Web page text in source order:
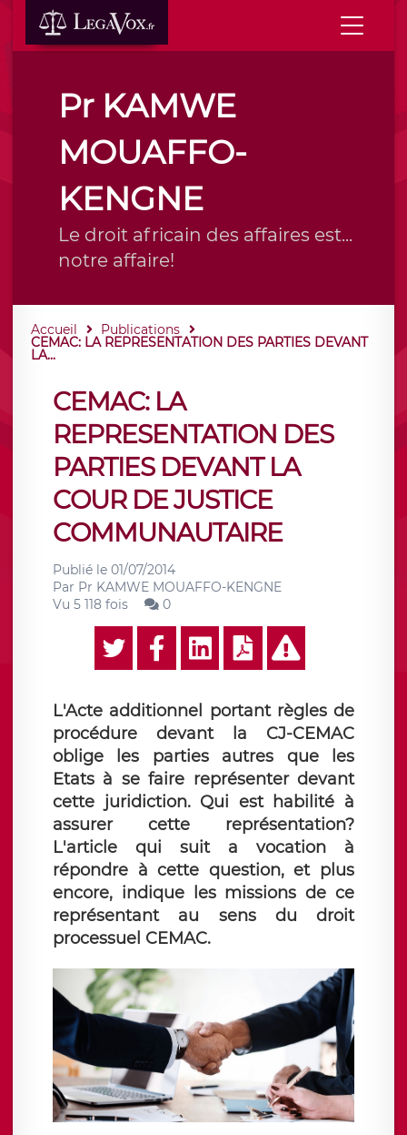
Pr KAMWE
MOUAFFO-
KENGNE
Le droit africain des affaires est...
notre affaire!
Accueil Publications
CEMAC: LA REPRESENTATION DES PARTIES DEVANT
LA...
CEMAC: LA
REPRESENTATION DES
PARTIES DEVANT LA
COUR DE JUSTICE
COMMUNAUTAIRE
Publié le 01/07/2014
Par Pr KAMWE MOUAFFO-KENGNE
Vu 5 118 fois
0
L'Acte additionnel portant règles de
procédure devant la CJ-CEMAC
oblige les parties autres que les
Etats à se faire représenter devant
cette juridiction. Qui est habilité à
assurer cette représentation?
L'article qui suit a vocation à
répondre à cette question, et plus
encore, indique les missions de ce
représentant au sens du droit
processuel CEMAC.